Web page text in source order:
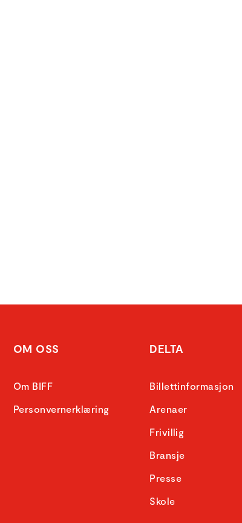
OM OSS
Om BIFF
Personvernerklæring
DELTA
Billettinformasjon
Arenaer
Frivillig
Bransje
Presse
Skole